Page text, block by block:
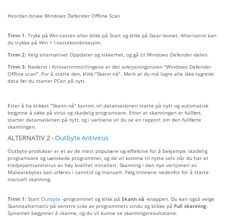
Hvordan bruke Windows Defender Offline Scan
Trinn 1: Trykk på Win-tasten eller klikk på Start og klikk på Gear-ikonet. Alternativt kan
du trykke på Win + I-tastekombinasjon.
Trinn 2: Velg alternativet Oppdater og sikkerhet, og gå til Windows Defender-delen.
Trinn 3: Nederst i forsvarsinnstillingene er det avkrysningsruten "Windows Defender
Offline scan". For å starte den, klikk "Skann nå". Merk at du må lagre alle ikke-lagrede
data før du starter PCen på nytt.
Etter å ha klikket "Skann nå" burton, vil datamaskinen starte på nytt og automatisk
begynne å søke på virus og skadelig programvare. Etter at skanningen er fullført,
starter datamaskinen på nytt, og i varslene vil du se en rapport om den fullførte
skanningen.
ALTERNATIV 2 -Outbyte Antivirus
Outbyte-produkter er et av de mest populære og effektive for å bekjempe skadelig
programvare og uønskede programmer, og de vil komme til nytte selv når du har et
tredjepartsantivirus av høy kvalitet installert. Skanning i den nye versjonen av
Malwarebytes kan utføres i sanntid og manuelt. Følg trinnene nedenfor for å starte
manuell skanning:
Trinn 1: Start Outbyte -programmet og klikk på Skann nå -knappen. Du kan også velge
Skannealternativ på venstre side av programmets vindu og klikke på Full skanning.
Systemet begynner å skanne, og du vil kunne se skanningsresultatene.